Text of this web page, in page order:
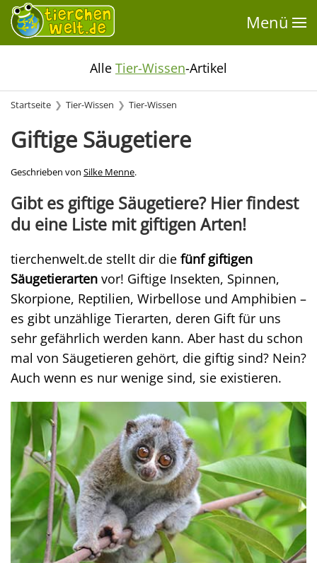
Menü
Alle Tier-Wissen-Artikel
Startseite Tier-Wissen Tier-Wissen
Giftige Säugetiere
Geschrieben von Silke Menne.
Gibt es giftige Säugetiere? Hier findest
du eine Liste mit giftigen Arten!
tierchenwelt.de stellt dir die fünf giftigen
Säugetierarten vor! Giftige Insekten, Spinnen,
Skorpione, Reptilien, Wirbellose und Amphibien –
es gibt unzählige Tierarten, deren Gift für uns
sehr gefährlich werden kann. Aber hast du schon
mal von Säugetieren gehört, die giftig sind? Nein?
Auch wenn es nur wenige sind, sie existieren.